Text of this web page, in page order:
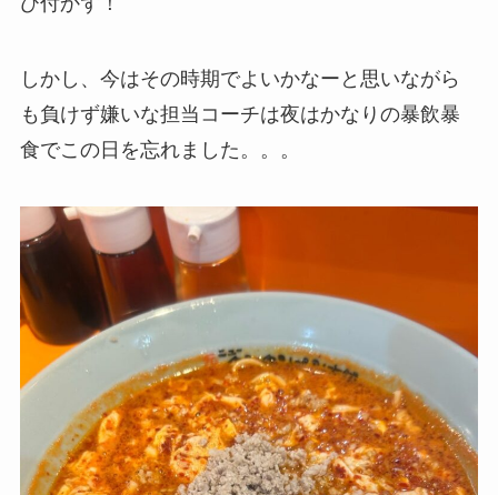
しかし、今はその時期でよいかなーと思いながら
も負けず嫌いな担当コーチは夜はかなりの暴飲暴
食でこの日を忘れました。。。